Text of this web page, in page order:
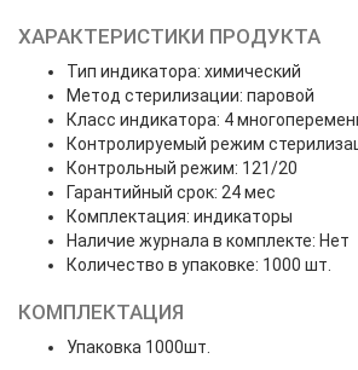
ХАРАКТЕРИСТИКИ ПРОДУКТА
Тип индикатора: химический
Метод стерилизации: паровой
Класс индикатора: 4
Контролируемый режим
Контрольный режим: 121/20
Гарантийный срок: 24 мес
Комплектация: индикаторы
Наличие журнала в комплекте: Нет
Количество в упаковке: 1000 шт.
КОМПЛЕКТАЦИЯ
Упаковка 1000шт.